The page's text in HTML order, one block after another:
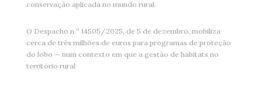
conservação aplicada no mundo rural.
O Despacho n.º 14505/2025, de 5 de dezembro, mobiliza
cerca de três milhões de euros para programas de proteção
do lobo — num contexto em que a gestão de habitats no
território rural